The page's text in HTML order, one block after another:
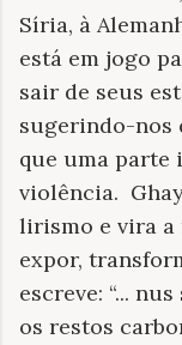
Síria, à
está em jogo
sair de seus
sugerindo-nos
que uma parte
violência.
lirismo e vira a
expor,
escreve: “...
os restos